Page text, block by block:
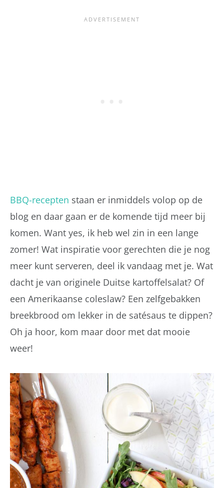
BBQ-recepten staan er inmiddels volop op de
blog en daar gaan er de komende tijd meer bij
komen. Want yes, ik heb wel zin in een lange
zomer! Wat inspiratie voor gerechten die je nog
meer kunt serveren, deel ik vandaag met je. Wat
dacht je van originele Duitse kartoffelsalat? Of
een Amerikaanse coleslaw? Een zelfgebakken
breekbrood om lekker in de satésaus te dippen?
Oh ja hoor, kom maar door met dat mooie
weer!